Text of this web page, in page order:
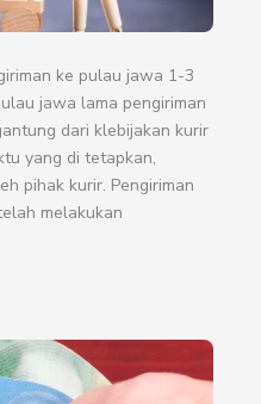
ke pulau jawa 1-3
jawa lama pengiriman
dari klebijakan kurir
yang di tetapkan,
pihak kurir. Pengiriman
melakukan